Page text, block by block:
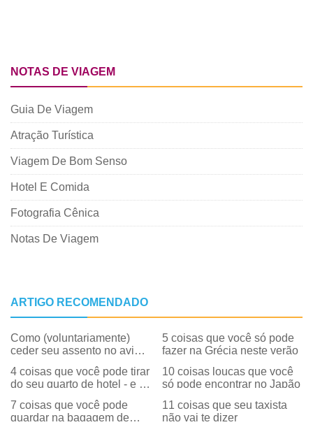
NOTAS DE VIAGEM
Guia De Viagem
Atração Turística
Viagem De Bom Senso
Hotel E Comida
Fotografia Cênica
Notas De Viagem
ARTIGO RECOMENDADO
Como (voluntariamente)
ceder seu assento no avião
5 coisas que você só pode
fazer na Grécia neste verão
4 coisas que você pode tirar
do seu quarto de hotel - e 6
10 coisas loucas que você
só pode encontrar no Japão
7 coisas que você pode
guardar na bagagem de
11 coisas que seu taxista
não vai te dizer